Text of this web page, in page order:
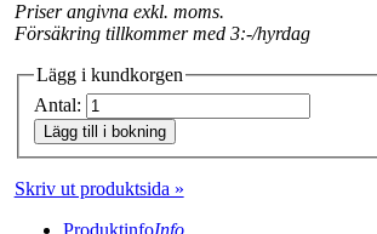
Priser angivna exkl. moms.
Försäkring tillkommer med 3:-/hyrdag
Lägg i kundkorgen
Antal:
Lägg till i bokning
Skriv ut produktsida »
ProduktinfoInfo